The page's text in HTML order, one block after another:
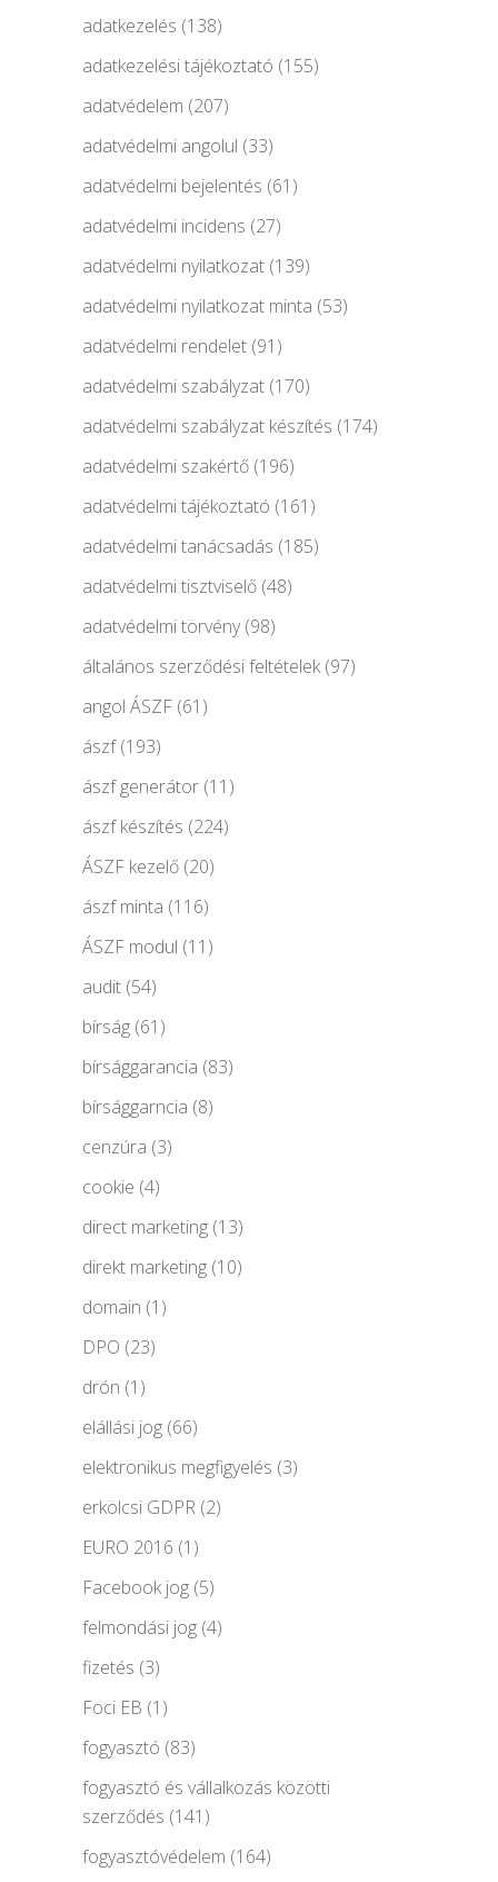
adatkezelés (138)
adatkezelési tájékoztató (155)
adatvédelem (207)
adatvédelmi angolul (33)
adatvédelmi bejelentés (61)
adatvédelmi incidens (27)
adatvédelmi nyilatkozat (139)
adatvédelmi nyilatkozat minta (53)
adatvédelmi rendelet (91)
adatvédelmi szabályzat (170)
adatvédelmi szabályzat készítés (174)
adatvédelmi szakértő (196)
adatvédelmi tájékoztató (161)
adatvédelmi tanácsadás (185)
adatvédelmi tisztviselő (48)
adatvédelmi törvény(98)
általános szerződési feltételek(97)
angol ÁSZF (61)
ászf(193)
ászf generátor (11)
ászf készítés (224)
ÁSZF kezelő (20)
ászf minta (116)
ÁSZF modul (11)
audit (54)
bírság (61)
bírsággarancia (83)
bírsággarncia (8)
cenzúra (3)
cookie (4)
direct marketing (13)
direkt marketing (10)
domain (1)
DPO (23)
drón (1)
elállási jog (66)
elektronikus megfigyelés (3)
erkölcsi GDPR (2)
EURO 2016 (1)
Facebook jog (5)
felmondási jog (4)
fizetés (3)
Foci EB (1)
fogyasztó (83)
fogyasztó és vállalkozás közötti
szerződés (141)
fogyasztóvédelem (164)